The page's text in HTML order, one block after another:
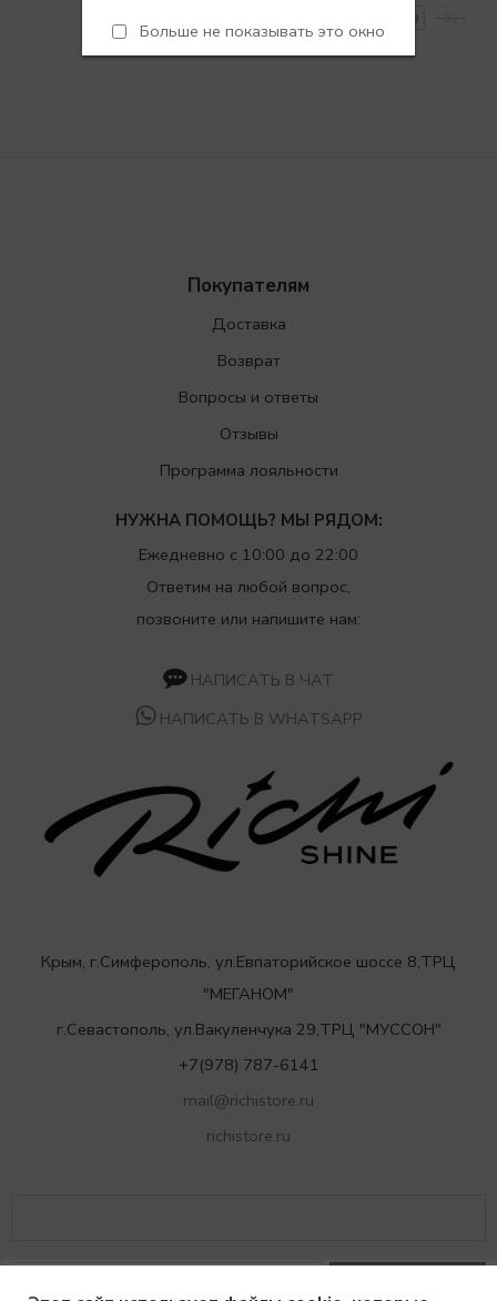
Больше не показывать это окно
40
Покупателям
Доставка
Возврат
Вопросы и ответы
Отзывы
Программа лояльности
НУЖНА ПОМОЩЬ? МЫ РЯДОМ:
Ежедневно с 10:00 до 22:00
Ответим на любой вопрос,
позвоните или напишите нам:
НАПИСАТЬ В ЧАТ
НАПИСАТЬ В WHATSAPP
Крым, г.Симферополь, ул.Евпаторийское шоссе 8,ТРЦ
"МЕГАНОМ"
г.Севастополь, ул.Вакуленчука 29,ТРЦ "МУССОН"
+7(978) 787-6141
mail@richistore.ru
richistore.ru